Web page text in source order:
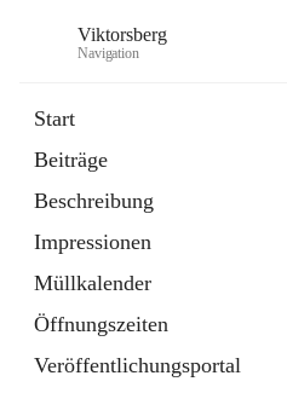
Viktorsberg
Navigation
Start
Beiträge
Beschreibung
Impressionen
Müllkalender
Öffnungszeiten
Veröffentlichungsportal
1 Schnellzugriff
Bürgerservice
10 Schnellzugriffe